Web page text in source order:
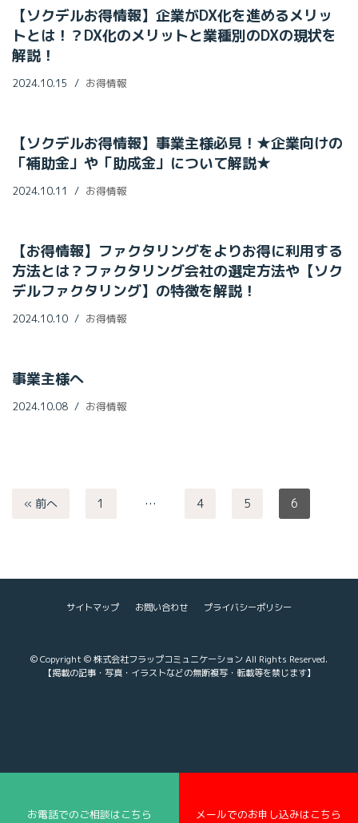
【ソクデルお得情報】企業がDX化を進めるメリッ
トとは！？DX化のメリットと業種別のDXの現状を
解説！
2024.10.15 お得情報
【ソクデルお得情報】事業主様必見！★企業向けの
「補助金」や「助成金」について解説★
2024.10.11 お得情報
【お得情報】ファクタリングをよりお得に利用する
方法とは？ファクタリング会社の選定方法や【ソク
デルファクタリング】の特徴を解説！
2024.10.10 お得情報
事業主様へ
2024.10.08 お得情報
« 前へ 1 … 4 5 6
お電話でのご相談はこちら メールでのお申し込みはこちら
サイトマップ お問い合わせ プライバシーポリシー
© Copyright © 株式会社フラップコミュニケーション All Rights Reserved.
【掲載の記事・写真・イラストなどの無断複写・転載等を禁じます】